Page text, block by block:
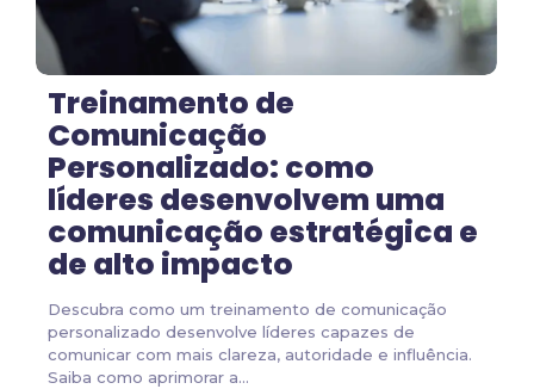
Treinamento de
Comunicação
Personalizado: como
líderes desenvolvem uma
comunicação estratégica e
de alto impacto
Descubra como um treinamento de comunicação
personalizado desenvolve líderes capazes de
comunicar com mais clareza, autoridade e influência.
Saiba como aprimorar a...